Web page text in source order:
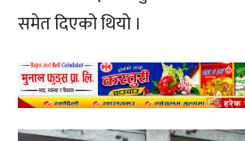
समेत दिएको थियो ।